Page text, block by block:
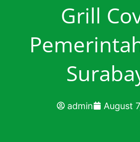
Grill
admin August